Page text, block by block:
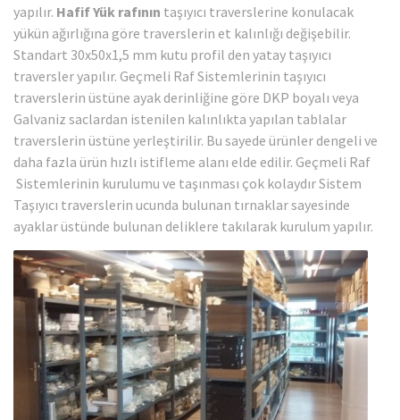
yapılır. Hafif Yük rafının taşıyıcı traverslerine konulacak
yükün ağırlığına göre traverslerin et kalınlığı değişebilir.
Standart 30x50x1,5 mm kutu profil den yatay taşıyıcı
traversler yapılır. Geçmeli Raf Sistemlerinin taşıyıcı
traverslerin üstüne ayak derinliğine göre DKP boyalı veya
Galvaniz saclardan istenilen kalınlıkta yapılan tablalar
traverslerin üstüne yerleştirilir. Bu sayede ürünler dengeli ve
daha fazla ürün hızlı istifleme alanı elde edilir. Geçmeli Raf
Sistemlerinin kurulumu ve taşınması çok kolaydır Sistem
Taşıyıcı traverslerin ucunda bulunan tırnaklar sayesinde
ayaklar üstünde bulunan deliklere takılarak kurulum yapılır.